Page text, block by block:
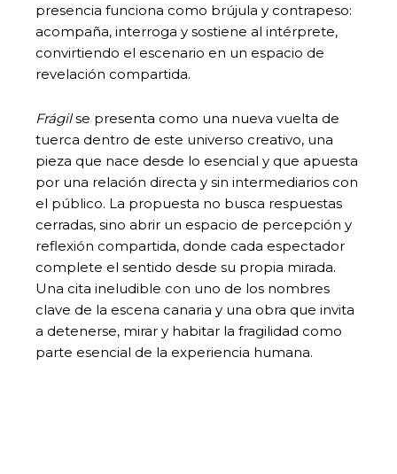
presencia funciona como brújula y contrapeso:
acompaña, interroga y sostiene al intérprete,
convirtiendo el escenario en un espacio de
revelación compartida.
Frágilse presenta como una nueva vuelta de
tuerca dentro de este universo creativo, una
pieza que nace desde lo esencial y que apuesta
por una relación directa y sin intermediarios con
el público. La propuesta no busca respuestas
cerradas, sino abrir un espacio de percepción y
reflexión compartida, donde cada espectador
complete el sentido desde su propia mirada.
Una cita ineludible con uno de los nombres
clave de la escena canaria y una obra que invita
a detenerse, mirar y habitar la fragilidad como
parte esencial de la experiencia humana.